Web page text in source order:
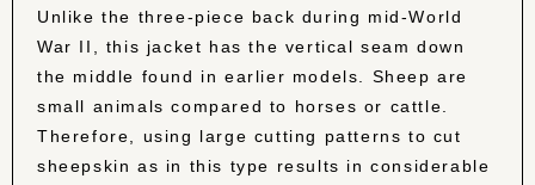
Unlike the three-piece back during mid-World
War II, this jacket has the vertical seam down
the middle found in earlier models. Sheep are
small animals compared to horses or cattle.
Therefore, using large cutting patterns to cut
sheepskin as in this type results in considerable